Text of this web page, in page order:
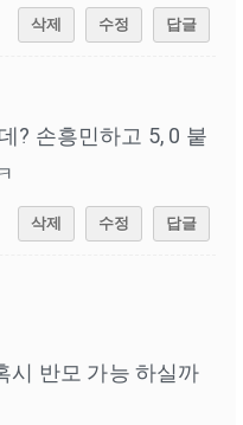
삭제 수정 답글
? 손흥민하고 5, 0 붙
삭제 수정 답글
시 반모 가능 하실까